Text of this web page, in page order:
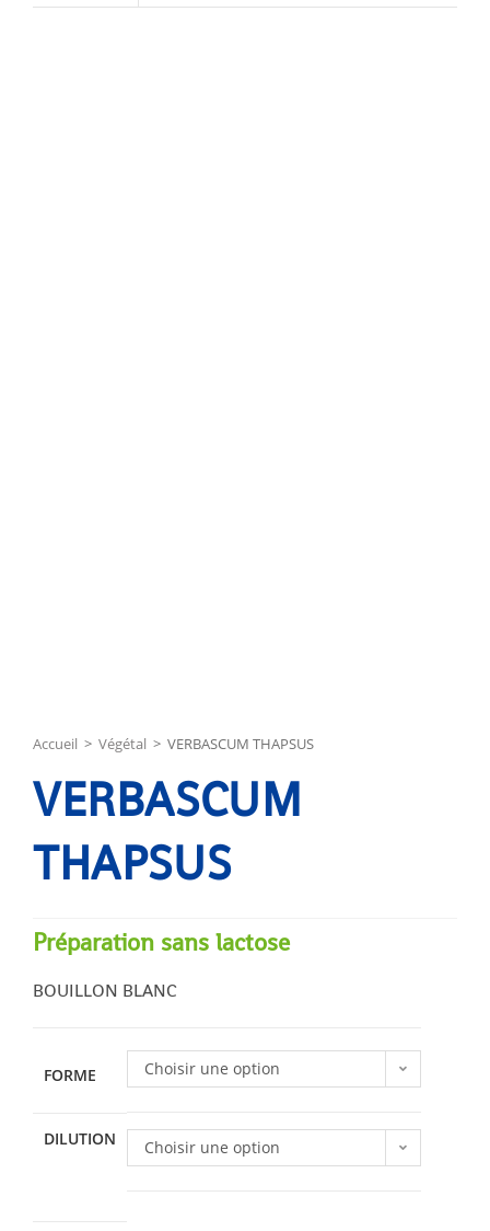
Accueil > Végétal > VERBASCUM THAPSUS
VERBASCUM
THAPSUS
Préparation sans lactose
BOUILLON BLANC
FORME Choisir une option
DILUTION Choisir une option